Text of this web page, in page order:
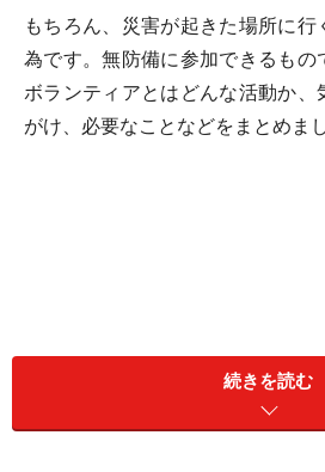
もちろん、災害が起きた場所に
為です。無防備に参加できるもの
ボランティアとはどんな活動か、
がけ、必要なことなどをまとめまし
続きを読む